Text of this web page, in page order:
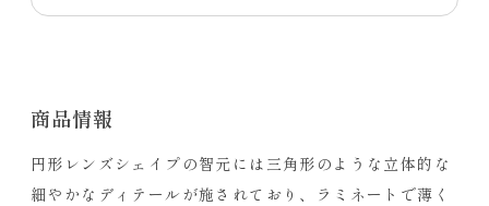
商品情報
円形レンズシェイプの智元には三角形のような立体的な
細やかなディテールが施されており、ラミネートで薄く